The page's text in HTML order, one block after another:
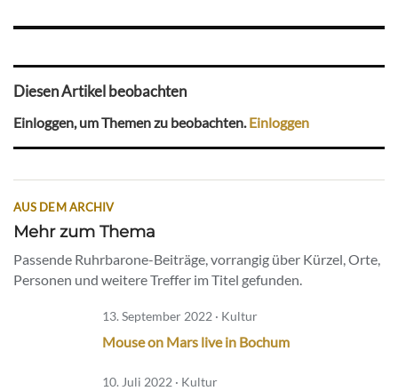
Diesen Artikel beobachten
Einloggen, um Themen zu beobachten.Einloggen
AUS DEM ARCHIV
Mehr zum Thema
Passende Ruhrbarone-Beiträge, vorrangig über Kürzel, Orte,
Personen und weitere Treffer im Titel gefunden.
13. September 2022 · Kultur
Mouse on Mars live in Bochum
10. Juli 2022 · Kultur